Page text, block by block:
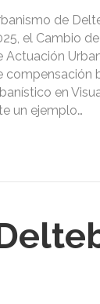
de
el Cambio
Actuación
compensación
en
un ejemplo…